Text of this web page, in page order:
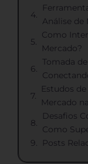
Análise de
Como
Mercado?
Tomada
Estudos
Mercado
Desafios
Como
Posts